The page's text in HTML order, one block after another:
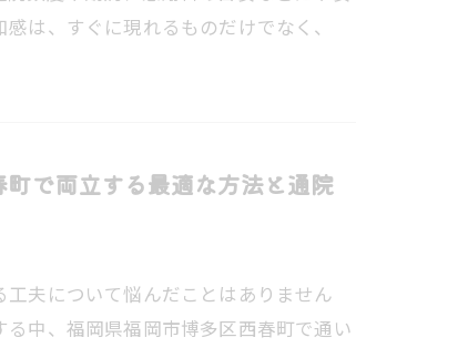
は、すぐに現れるものだけでなく、
で両立する最適な方法と通院
夫について悩んだことはありません
中、福岡県福岡市博多区西春町で通い